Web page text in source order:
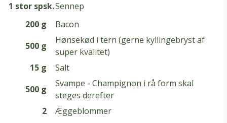
1 stor spsk.Sennep
200 g
Bacon
500 g
Hønsekød i tern (gerne kyllingebryst af
super kvalitet)
15 g
Salt
500 g
Svampe - Champignon i rå form skal
steges derefter
2
Æggeblommer